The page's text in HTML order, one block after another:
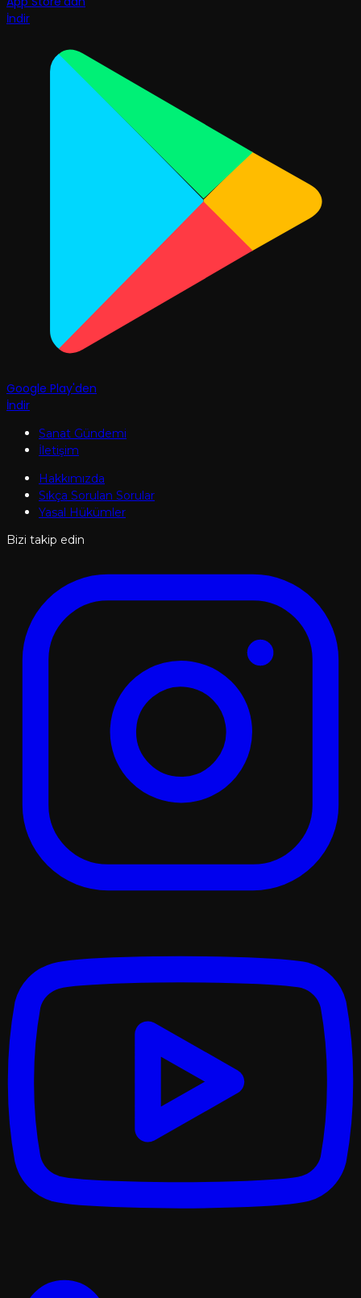
İndir
Google Play'den
İndir
Sanat Gündemi
İletişim
Hakkımızda
Sıkça Sorulan Sorular
Yasal Hükümler
Bizi takip edin